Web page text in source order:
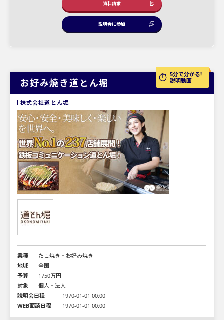
資料請求
説明会に参加
5分で分かる!
説明動画
お好み焼き道とん堀
株式会社道とん堀
業種
たこ焼き・お好み焼き
地域
全国
予算
1750万円
対象
個人・法人
説明会日程
1970-01-01 00:00
WEB面談日程
1970-01-01 00:00